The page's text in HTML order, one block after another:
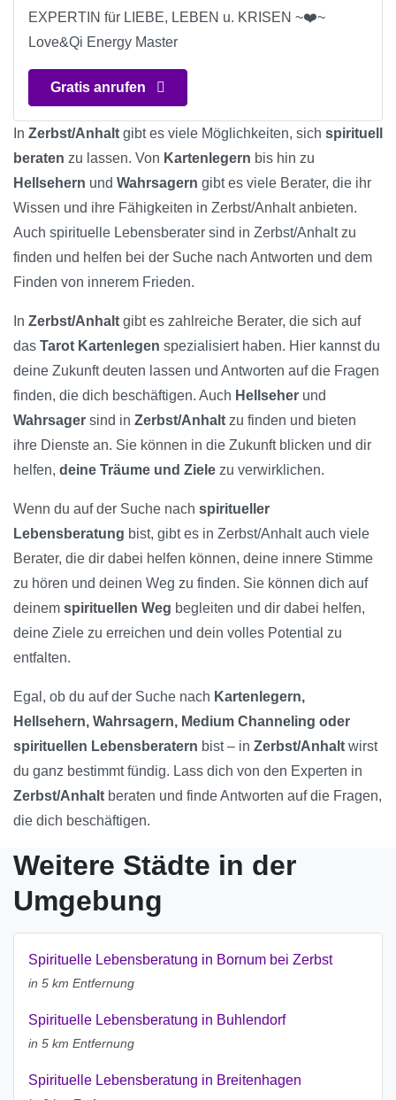
EXPERTIN für LIEBE, LEBEN u. KRISEN ~❤️~
Love&Qi Energy Master
Gratis anrufen
In Zerbst/Anhalt gibt es viele Möglichkeiten, sich spirituell
beraten zu lassen. Von Kartenlegern bis hin zu
Hellsehern und Wahrsagern gibt es viele Berater, die ihr
Wissen und ihre Fähigkeiten in Zerbst/Anhalt anbieten.
Auch spirituelle Lebensberater sind in Zerbst/Anhalt zu
finden und helfen bei der Suche nach Antworten und dem
Finden von innerem Frieden.
In Zerbst/Anhalt gibt es zahlreiche Berater, die sich auf
das Tarot Kartenlegen spezialisiert haben. Hier kannst du
deine Zukunft deuten lassen und Antworten auf die Fragen
finden, die dich beschäftigen. Auch Hellseher und
Wahrsager sind in Zerbst/Anhalt zu finden und bieten
ihre Dienste an. Sie können in die Zukunft blicken und dir
helfen, deine Träume und Ziele zu verwirklichen.
Wenn du auf der Suche nach spiritueller
Lebensberatung bist, gibt es in Zerbst/Anhalt auch viele
Berater, die dir dabei helfen können, deine innere Stimme
zu hören und deinen Weg zu finden. Sie können dich auf
deinem spirituellen Weg begleiten und dir dabei helfen,
deine Ziele zu erreichen und dein volles Potential zu
entfalten.
Egal, ob du auf der Suche nach Kartenlegern,
Hellsehern, Wahrsagern, Medium Channeling oder
spirituellen Lebensberatern bist – in Zerbst/Anhalt wirst
du ganz bestimmt fündig. Lass dich von den Experten in
Zerbst/Anhalt beraten und finde Antworten auf die Fragen,
die dich beschäftigen.
Weitere Städte in der
Umgebung
Spirituelle Lebensberatung in Bornum bei Zerbst
in 5 km Entfernung
Spirituelle Lebensberatung in Buhlendorf
in 5 km Entfernung
Spirituelle Lebensberatung in Breitenhagen